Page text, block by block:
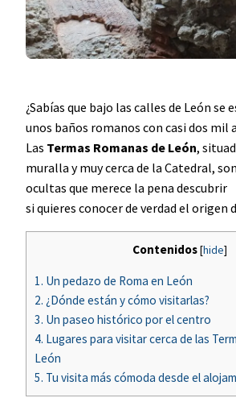
¿Sabías que bajo las calles de León se
unos baños romanos con casi dos mil
Las Termas Romanas de León,
muralla y muy cerca de la Catedral,
ocultas que merece la pena descubrir
si quieres conocer de verdad el origen
Contenidos[hide]
1. Un pedazo de Roma en León
2. ¿Dónde están y cómo visitarlas?
3. Un paseo histórico por el centro
4. Lugares para visitar cerca de las
León
5. Tu visita más cómoda desde el